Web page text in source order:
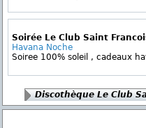
Soirée Le Club Saint
Havana Noche
Soiree 100% soleil , cadeaux
Discothèque Le Club